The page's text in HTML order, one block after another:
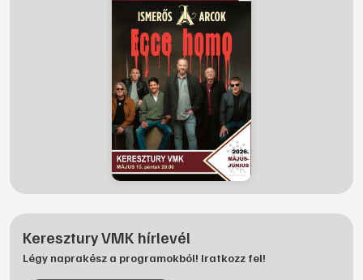
Keresztury VMK hírlevél
Légy naprakész a programokból! Iratkozz fel!